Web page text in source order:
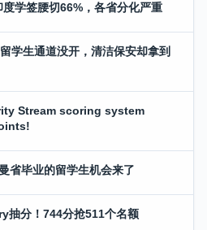
学签腰切66%，各省分化严重
学生通道没开，清洁保安却拿到
Stream scoring system
省毕业的留学生机会来了
抽分！744分抢511个名额